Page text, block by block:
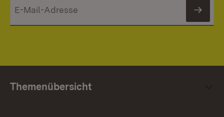
Themenübersicht